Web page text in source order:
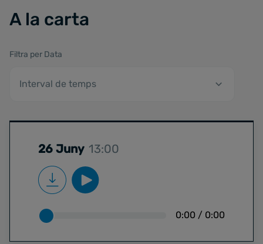
A la carta
26 Juny 13:00
0:00 / 0:00
Filtra per Data